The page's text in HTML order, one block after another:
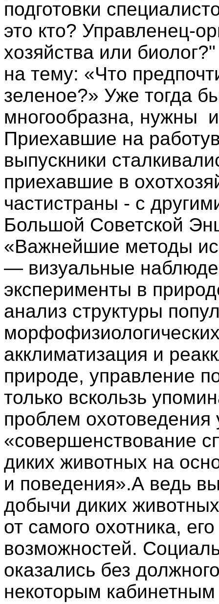
подготовки
это кто? Управленец-
хозяйства или
на тему: «Что
зеленое?» Уже тогда
многообразна, нужны
Приехавшие на
выпускники
приехавшие в
частистраны - с
Большой Советской
«Важнейшие методы
— визуальные
эксперименты в
анализ структуры
акклиматизация и
природе, управление
только вскользь
проблем охотоведения
«совершенствование
диких животных на
и поведения».А ведь
добычи диких
от самого охотника,
возможностей.
оказались без
некоторым